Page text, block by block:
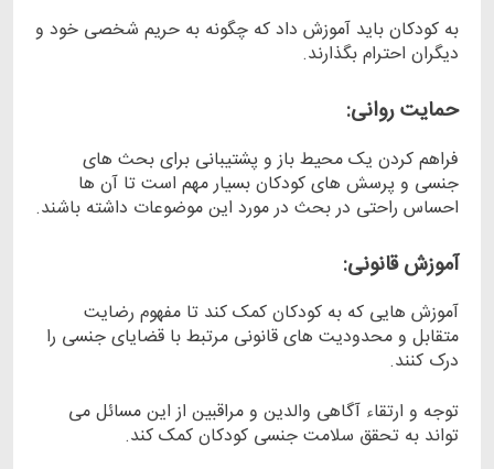
به کودکان باید آموزش داد که چگونه به حریم شخصی خود و
دیگران احترام بگذارند.
حمایت روانی:
فراهم کردن یک محیط باز و پشتیبانی برای بحث ‌های
جنسی و پرسش ‌های کودکان بسیار مهم است تا آن‌ ها
احساس راحتی در بحث در مورد این موضوعات داشته باشند.
آموزش قانونی:
آموزش ‌هایی که به کودکان کمک کند تا مفهوم رضایت
متقابل و محدودیت ‌های قانونی مرتبط با قضایای جنسی را
درک کنند.
توجه و ارتقاء آگاهی والدین و مراقبین از این مسائل می
‌تواند به تحقق سلامت جنسی کودکان کمک کند.